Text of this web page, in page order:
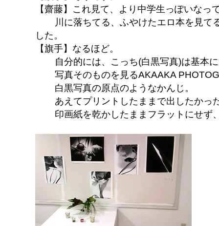
【齋藤】これ見て、より中学生っぽいなっ
川に落ちてる、ふやけたエロ本を見て
した。
【旗手】なるほど。
自分的には、こっち(白黒写真)は基本
写真そのものを見るAKAAKA
白黒写真の原点のようなかんじ。
あえてプリントしたままで出したかっ
印画紙を乾かしたままフラットにせず